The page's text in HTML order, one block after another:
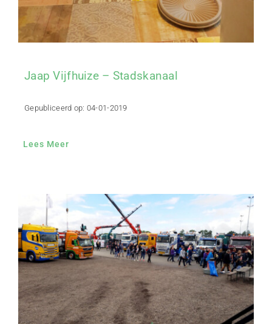
Jaap Vijfhuize – Stadskanaal
Gepubliceerd op: 04-01-2019
Lees Meer